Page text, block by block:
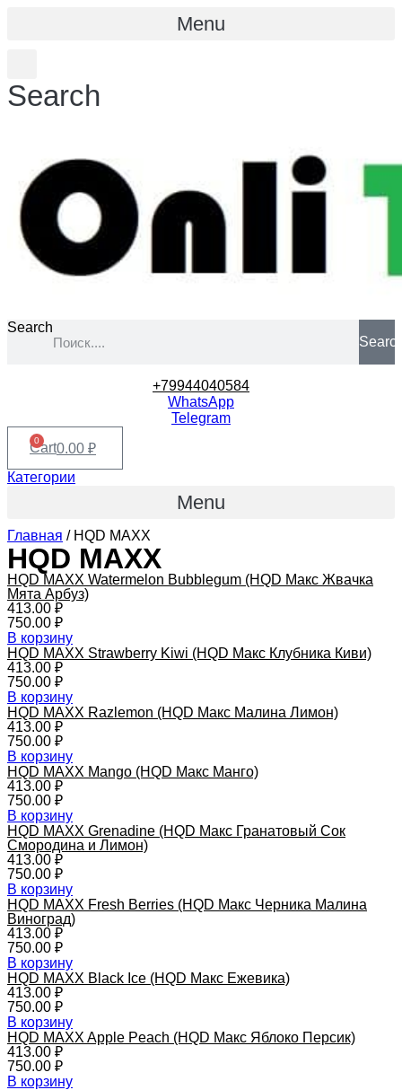
Menu
Search
Search
+79944040584
WhatsApp
Telegram
0.00 ₽
0
Cart
Категории
Menu
Главная / HQD MAXX
HQD MAXX
HQD MAXX Watermelon Bubblegum (HQD Макс Жвачка
Мята Арбуз)
413.00 ₽
750.00 ₽
В корзину
HQD MAXX Strawberry Kiwi (HQD Макс Клубника Киви)
413.00 ₽
750.00 ₽
В корзину
HQD MAXX Razlemon (HQD Макс Малина Лимон)
413.00 ₽
750.00 ₽
В корзину
HQD MAXX Mango (HQD Макс Манго)
413.00 ₽
750.00 ₽
В корзину
HQD MAXX Grenadine (HQD Макс Гранатовый Сок
Смородина и Лимон)
413.00 ₽
750.00 ₽
В корзину
HQD MAXX Fresh Berries (HQD Макс Черника Малина
Виноград)
413.00 ₽
750.00 ₽
В корзину
HQD MAXX Black Ice (HQD Макс Ежевика)
413.00 ₽
750.00 ₽
В корзину
HQD MAXX Apple Peach (HQD Макс Яблоко Персик)
413.00 ₽
750.00 ₽
В корзину